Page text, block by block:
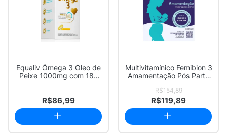
Equaliv Ômega 3 Óleo de
Peixe 1000mg com 180
R$86,99
Multivitamínico Femibion 3
Amamentação Pós Parto
R$154,89
R$119,89